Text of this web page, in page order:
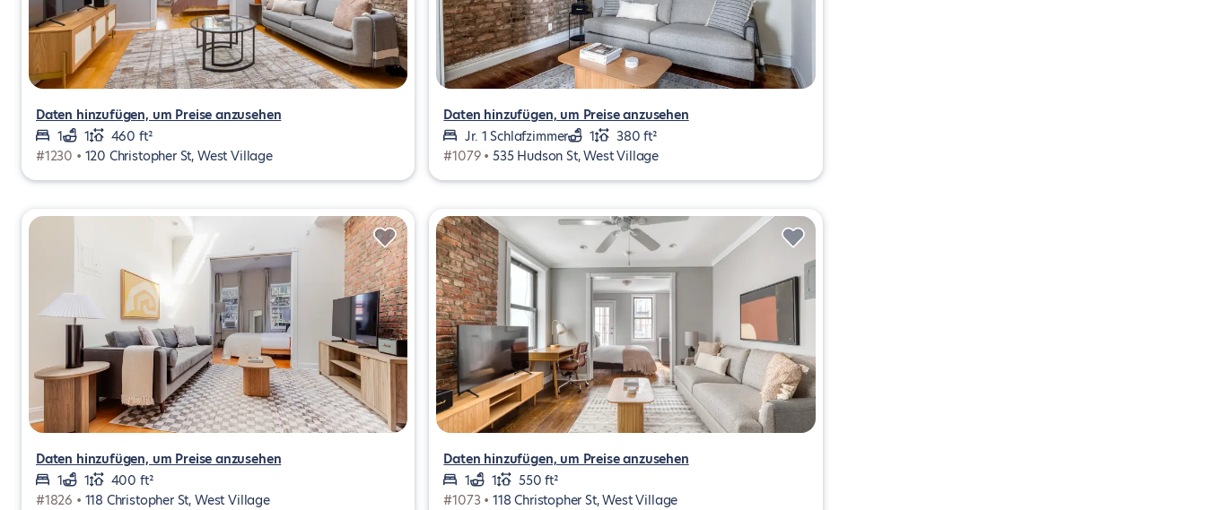
Daten hinzufügen, um Preise anzusehen
1
1
460 ft²
#1230 • 120 Christopher St, West Village
Daten hinzufügen, um Preise anzusehen
Jr. 1 Schlafzimmer
1
380 ft²
#1079 • 535 Hudson St, West Village
Daten hinzufügen, um Preise anzusehen
1
1
400 ft²
#1826 • 118 Christopher St, West Village
Daten hinzufügen, um Preise anzusehen
1
1
550 ft²
#1073 • 118 Christopher St, West Village